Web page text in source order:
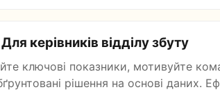
Для керівників відділу збуту
ключові показники, мотивуйте
рішення на основі даних.